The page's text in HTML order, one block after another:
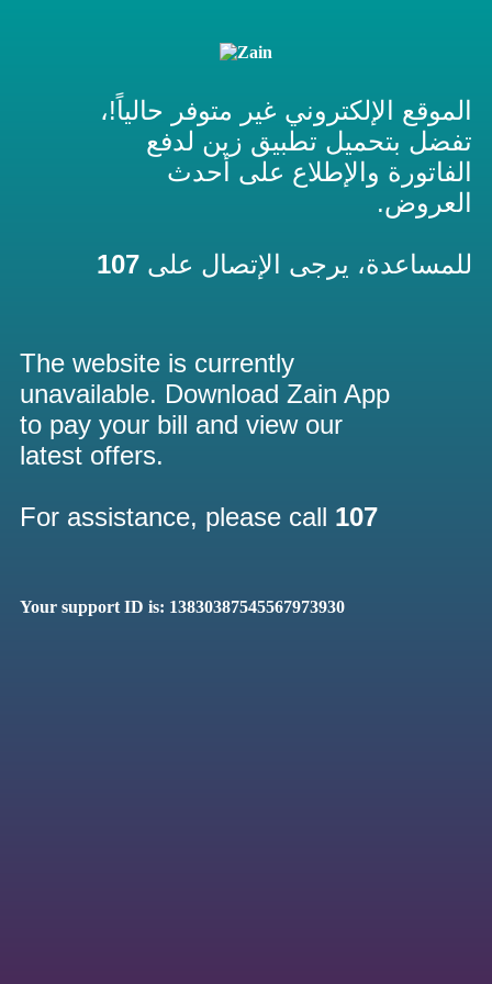
الموقع الإلكتروني غير متوفر حالياً!،
تفضل بتحميل تطبيق زين لدفع
الفاتورة والإطلاع على أحدث
العروض.
للمساعدة، يرجى الإتصال على 107
The website is currently
unavailable. Download Zain App
to pay your bill and view our
latest offers.
For assistance, please call 107
Your support ID is: 13830387545567973930